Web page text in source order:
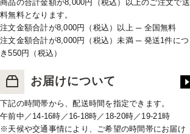
商品の合計金額が8,000円（税込）以上のご注文で送
料無料となります。
注文金額合計が8,000円（税込）以上 ─ 全国無料
注文金額合計が8,000円（税込）未満 ─ 発送1件につ
き550円（税込）
お届けについて
下記の時間帯から、配送時間を指定できます。
午前中／14-16時／16-18時／18-20時／19-21時
※天候や交通事情により、ご希望の時間帯にお届け